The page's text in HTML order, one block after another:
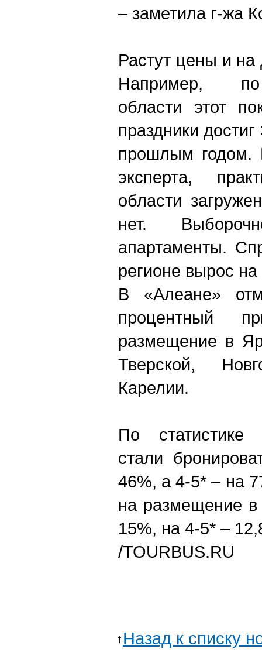
–заметила г-жа
Растут цены и на
Например, по
области этот
праздники
прошлым годом.
эксперта,
области
нет.
апартаменты.
регионе вырос
В «Алеане»
процентный
размещение в
Тверской,
Карелии.
По статистике
стали
46%, а 4-5* – на
на размещение в
15%, на 4-5* –
/TOURBUS.RU
Назад к списку